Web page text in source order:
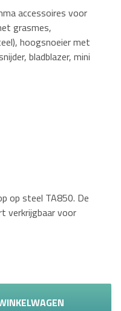
accessoires voor
grasmes,
hoogsnoeier met
bladblazer, mini
op steel TA850. De
verkrijgbaar voor